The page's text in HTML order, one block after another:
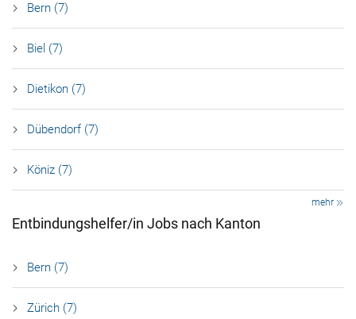
Bern (7)
Biel (7)
Dietikon (7)
Dübendorf (7)
Köniz (7)
mehr
Entbindungshelfer/in Jobs nach Kanton
Bern (7)
Zürich (7)